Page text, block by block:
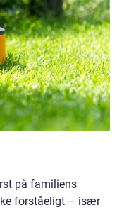
på familiens
forståeligt – især